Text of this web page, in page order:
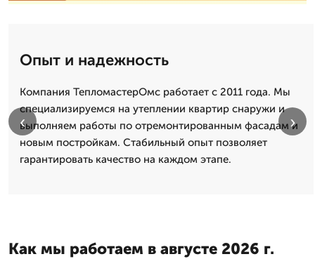
Опыт и надежность
Компания ТепломастерОмс работает с 2011 года. Мы
специализируемся на утеплении квартир снаружи и
выполняем работы по отремонтированным фасадам и
новым постройкам. Стабильный опыт позволяет
гарантировать качество на каждом этапе.
‹ ›
Как мы работаем в августе 2026 г.